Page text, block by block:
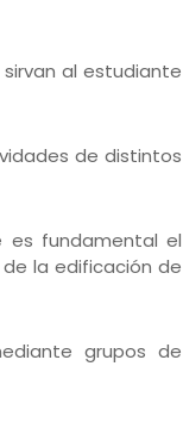
al estudiante
de distintos
es fundamental el
la edificación de
grupos de